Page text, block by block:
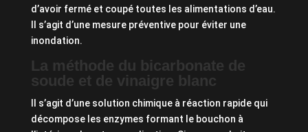
d’avoir fermé et coupé toutes les alimentations d’eau.
Il s’agit d’une mesure préventive pour éviter une
inondation.
La méthode du bicarbonate de
soude et de vinaigre blanc
Il s’agit d’une solution chimique à réaction rapide qui
décompose les enzymes formant le bouchon à